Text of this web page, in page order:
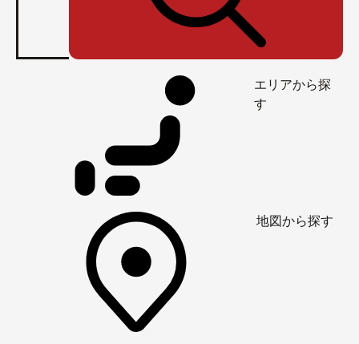
エリアから探
す
地図から探す